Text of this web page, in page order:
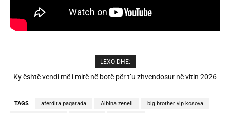
LEXO DHE:
A është prishur miqësia mes Selin dhe Kristit? Veprimi i fundit i ish-
TAGS aferdita paqarada Albina zeneli big brother vip kosova